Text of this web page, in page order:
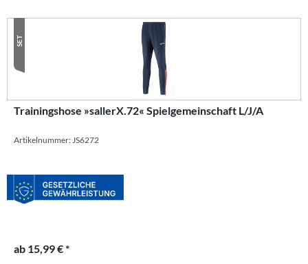
SET
Trainingshose »sallerX.72« Spielgemeinschaft L/J/A
Artikelnummer: JS6272
ab 15,99 € *